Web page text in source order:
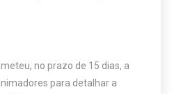
no prazo de 15 dias, a
para detalhar a